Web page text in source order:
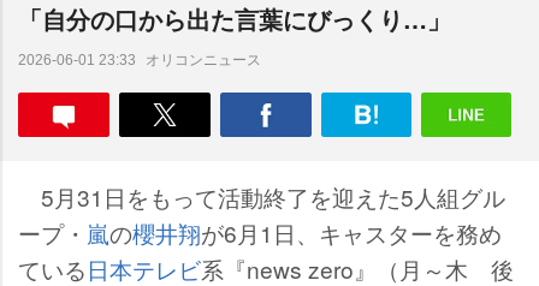
「自分の口から出た言葉にびっくり…」
2026-06-01 23:33 オリコンニュース
5月31日をもって活動終了を迎えた5人組グル
ープ・ 嵐の櫻井翔が6月1日、キャスターを務め
ている日本テレビ系『news zero』（月～木 後